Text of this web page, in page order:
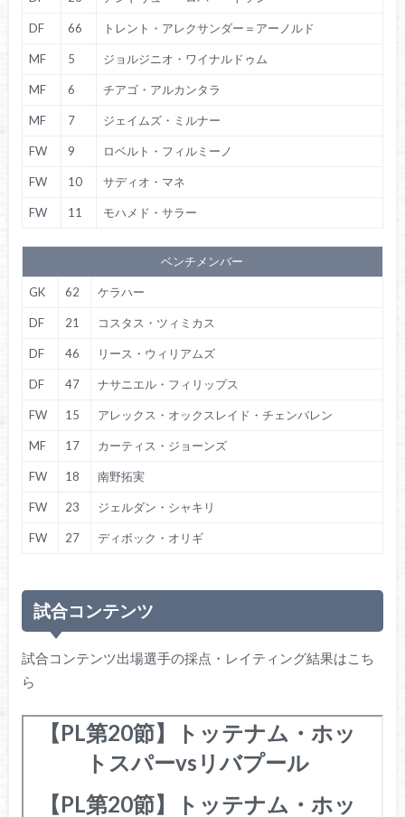
DF 66 トレント・アレクサンダー＝アーノルド
MF 5 ジョルジニオ・ワイナルドゥム
MF 6 チアゴ・アルカンタラ
MF 7 ジェイムズ・ミルナー
FW 9 ロベルト・フィルミーノ
FW 10 サディオ・マネ
FW 11 モハメド・サラー
ベンチメンバー
GK 62 ケラハー
DF 21 コスタス・ツィミカス
DF 46 リース・ウィリアムズ
DF 47 ナサニエル・フィリップス
FW 15 アレックス・オックスレイド・チェンバレン
MF 17 カーティス・ジョーンズ
FW 18 南野拓実
FW 23 ジェルダン・シャキリ
FW 27 ディボック・オリギ
試合コンテンツ
試合コンテンツ出場選手の採点・レイティング結果はこち
ら